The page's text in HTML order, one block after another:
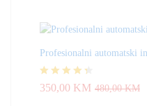
Profesionalni automatski
Ocjenjeno
350,00 KM 480,00KM